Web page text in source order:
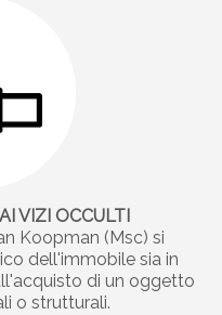
VIZI OCCULTI
Koopman (Msc) si
dell'immobile sia in
di un oggetto
o strutturali.